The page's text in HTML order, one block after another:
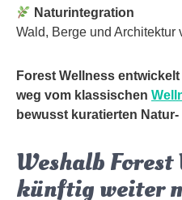
Naturintegration
Wald, Berge und Architektur
Forest Wellness
weg vom klassischen
bewusst kuratierten
Weshalb
künftig weiter